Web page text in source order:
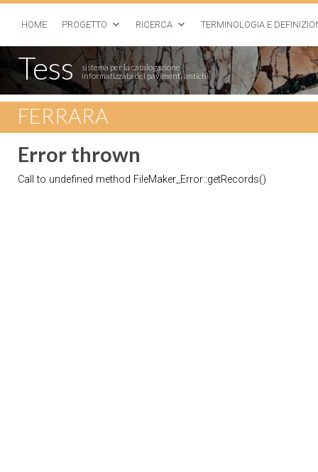
HOME PROGETTO RICERCA TERMINOLOGIA E
Tess
sistema per la catalogazione
informatizzata dei pavimenti antichi
FERRARA
Error thrown
Call to undefined method FileMaker_Error::getRecords()